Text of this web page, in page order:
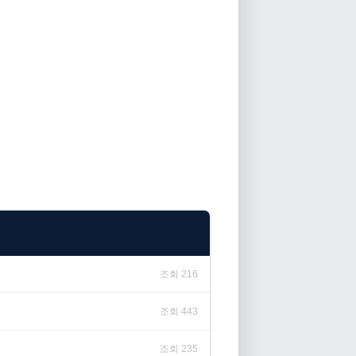
조회 216
조회 443
조회 235